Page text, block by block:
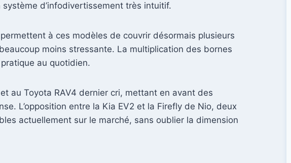
d’infodivertissement très intuitif.
à ces modèles de couvrir désormais plusieurs
moins stressante. La multiplication des bornes
au quotidien.
au Toyota RAV4 dernier cri, mettant en avant des
L’opposition entre la Kia EV2 et la Firefly de Nio, deux
actuellement sur le marché, sans oublier la dimension